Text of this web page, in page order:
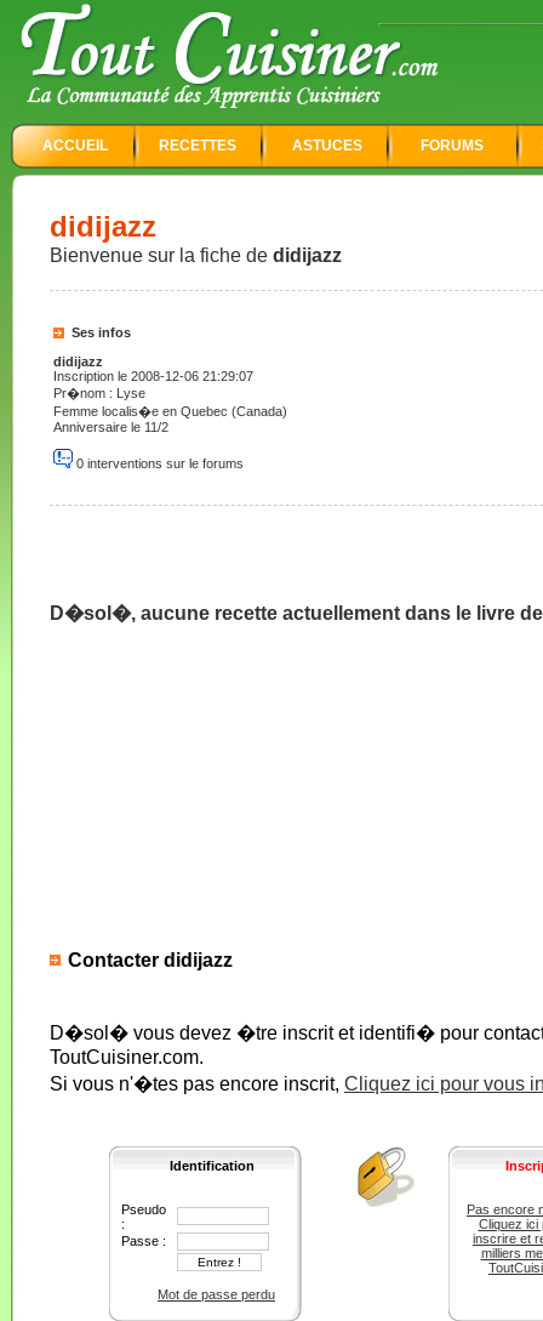
ACCUEIL RECETTES ASTUCES FORUMS
didijazz
Bienvenue sur la fiche de didijazz
Ses infos
didijazz
Inscription le 2008-12-06 21:29:07
Pr�nom : Lyse
Femme localis�e en Quebec (Canada)
Anniversaire le 11/2
0 interventions sur le forums
D�sol�, aucune recette actuellement dans le livre
Contacter didijazz
D�sol� vous devez �tre inscrit et identifi� pour
ToutCuisiner.com.
Si vous n'�tes pas encore inscrit, Cliquez ici pour vous
Identification
Pseudo
:
Passe :
Mot de passe perdu
Pas encore
Cliquez ici
inscrire et
milliers